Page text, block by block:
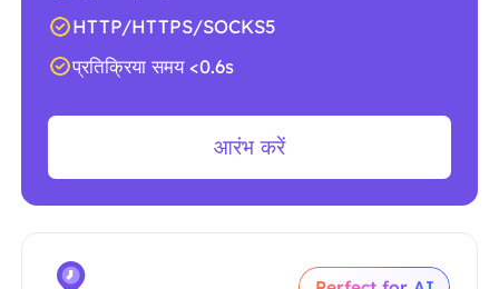
HTTP/HTTPS/SOCKS5
प्रतिक्रिया समय <0.6s
आरंभ करें